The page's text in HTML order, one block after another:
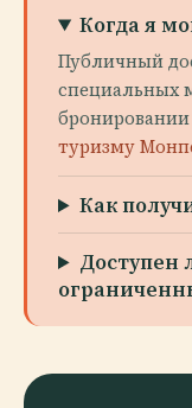
Когда я
Публичный
специальных
бронировании
туризму
Как
Доступен